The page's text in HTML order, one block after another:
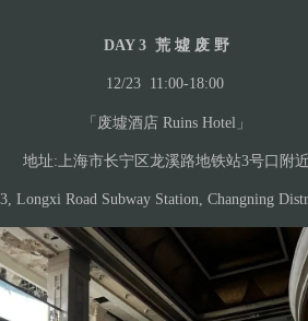
DAY 3 荒 墟 废 野
12/23 11:00-18:00
「废墟酒店 Ruins Hotel」
地址:上海市长宁区龙溪路地铁站3号口附
Longxi Road Subway Station, Changning